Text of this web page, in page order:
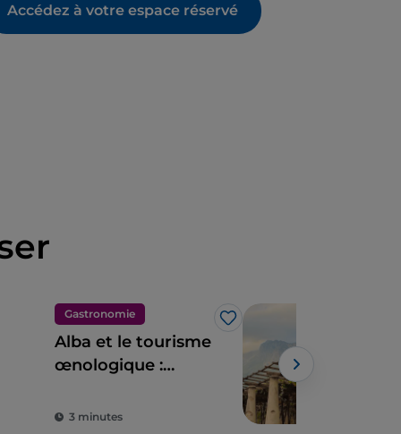
Accédez à votre espace réservé
Gastronomie
J’aime
Alba et le tourisme
œnologique :
« Global
3 minutes